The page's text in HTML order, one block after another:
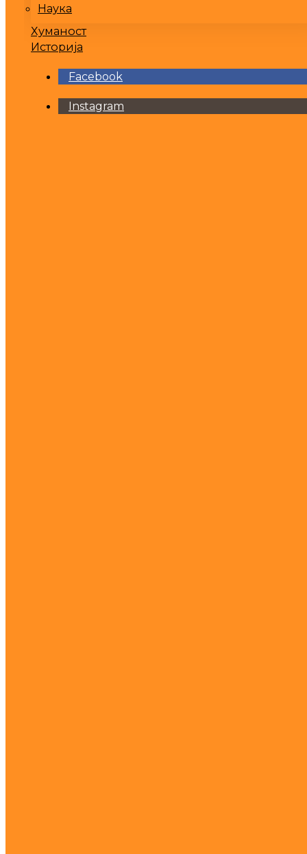
Наука
Хуманост
Историја
Facebook
Instagram